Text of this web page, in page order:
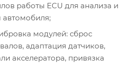
работы ECU для анализа и
автомобиля;
модулей: сброс
адаптация датчиков,
акселератора, привязка